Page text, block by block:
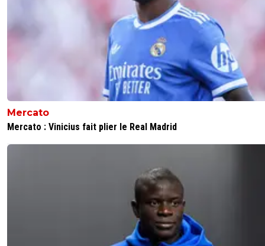
Mercato
Mercato : Vinicius fait plier le Real Madrid